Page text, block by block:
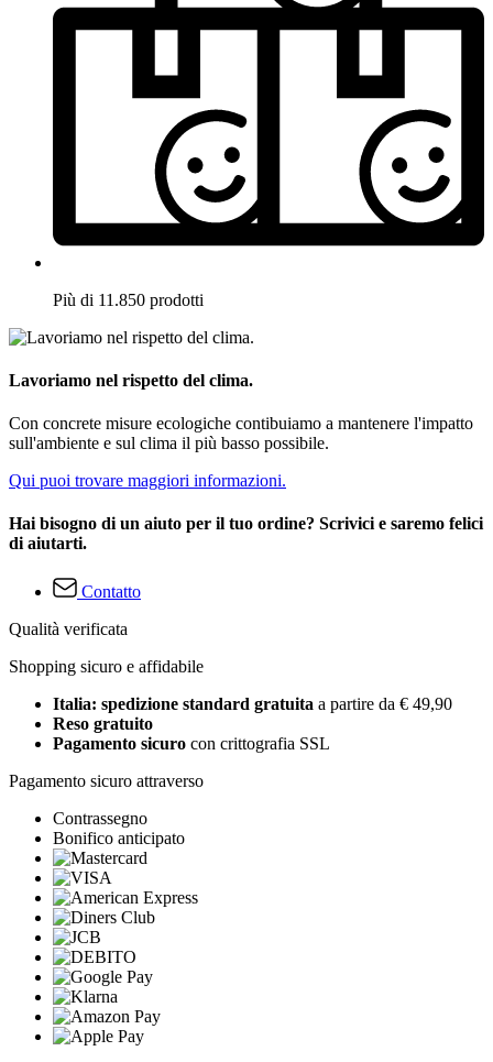
Più di 11.850 prodotti
Lavoriamo nel rispetto del clima.
Con concrete misure ecologiche contibuiamo a mantenere l'impatto
sull'ambiente e sul clima il più basso possibile.
Qui puoi trovare maggiori informazioni.
Hai bisogno di un aiuto per il tuo ordine? Scrivici e saremo felici
di aiutarti.
Contatto
Qualità verificata
Shopping sicuro e affidabile
Italia: spedizione standard gratuita a partire da € 49,90
Reso gratuito
Pagamento sicuro con crittografia SSL
Pagamento sicuro attraverso
Contrassegno
Bonifico anticipato